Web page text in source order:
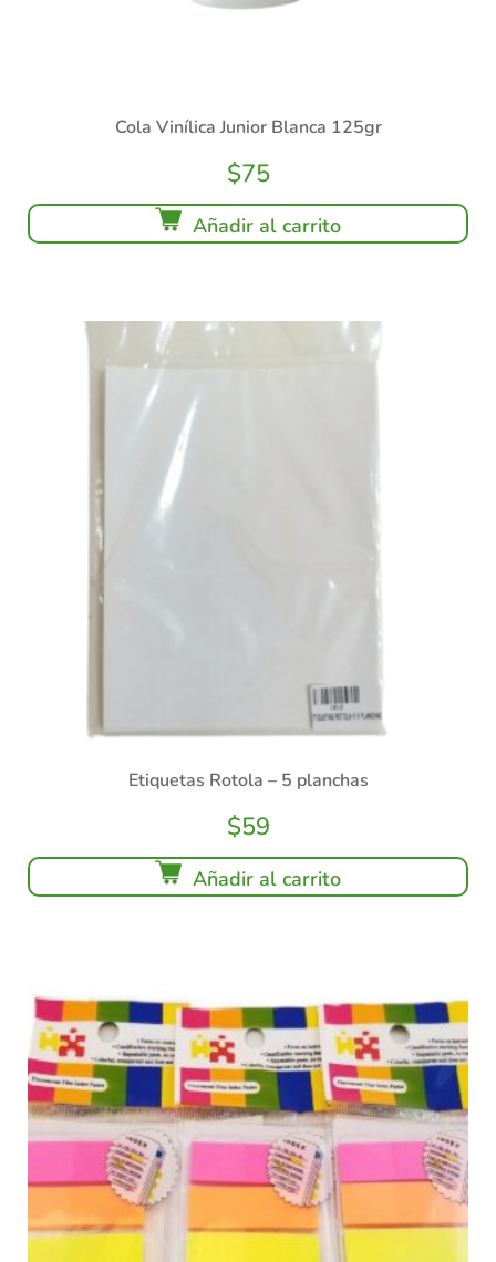
Cola Vinílica Junior Blanca 125gr
$75
Añadir al carrito
Etiquetas Rotola – 5 planchas
$59
Añadir al carrito